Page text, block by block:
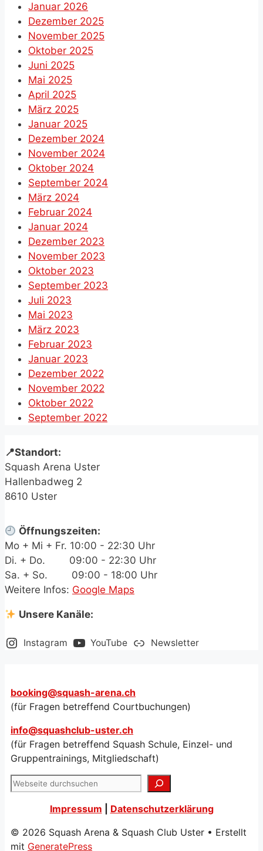
Januar 2026
Dezember 2025
November 2025
Oktober 2025
Juni 2025
Mai 2025
April 2025
März 2025
Januar 2025
Dezember 2024
November 2024
Oktober 2024
September 2024
März 2024
Februar 2024
Januar 2024
Dezember 2023
November 2023
Oktober 2023
September 2023
Juli 2023
Mai 2023
März 2023
Februar 2023
Januar 2023
Dezember 2022
November 2022
Oktober 2022
September 2022
📍Standort:
Squash Arena Uster
Hallenbadweg 2
8610 Uster
Öffnungszeiten:
Mo + Mi + Fr. 10:00 - 22:30 Uhr
Di. + Do.
09:00 - 22:30 Uhr
Sa. + So.
09:00 - 18:00 Uhr
Weitere Infos: Google Maps
Unsere Kanäle:
Instagram YouTube Newsletter
booking@squash-arena.ch
(für Fragen betreffend Courtbuchungen)
info@squashclub-uster.ch
(für Fragen betreffend Squash Schule, Einzel- und
Gruppentrainings, Mitgliedschaft)
Suchen
Impressum
Datenschutzerklärung
© 2026 Squash Arena & Squash Club Uster • Erstellt
mit GeneratePress